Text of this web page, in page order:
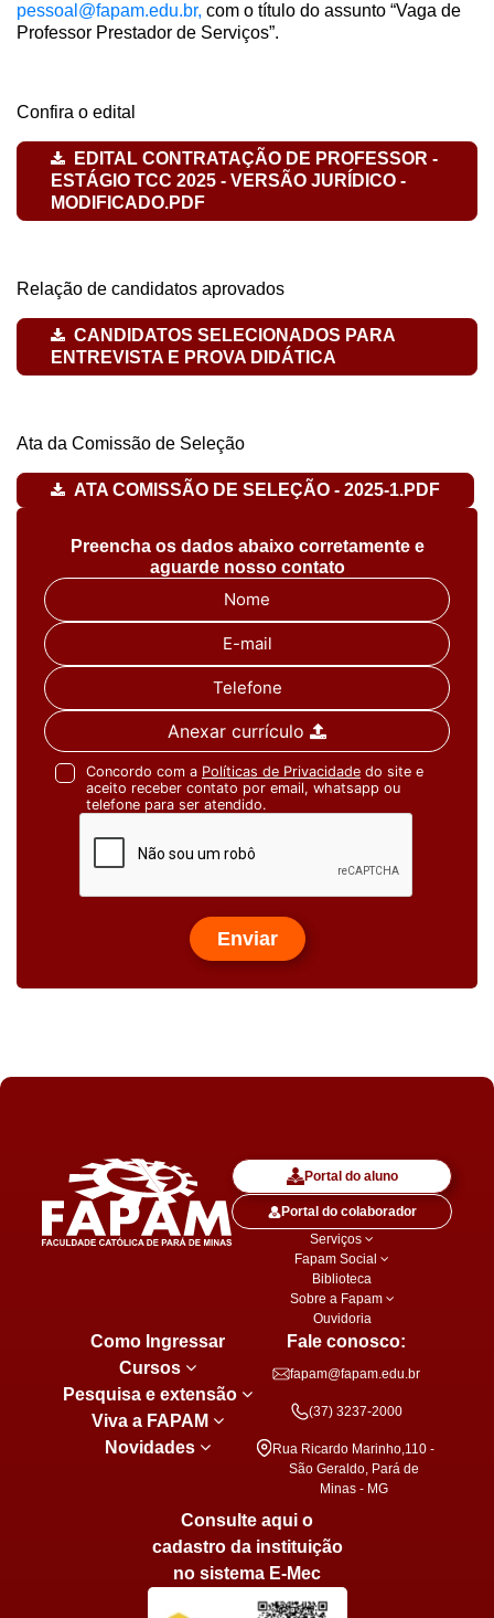
pessoal@fapam.edu.br, com o título do assunto “Vaga de
Professor Prestador de Serviços”.
Confira o edital
EDITAL CONTRATAÇÃO DE PROFESSOR -
ESTÁGIO TCC 2025 - VERSÃO JURÍDICO -
MODIFICADO.PDF
Relação de candidatos aprovados
CANDIDATOS SELECIONADOS PARA
ENTREVISTA E PROVA DIDÁTICA
Ata da Comissão de Seleção
ATA COMISSÃO DE SELEÇÃO - 2025-1.PDF
Preencha os dados abaixo corretamente e
aguarde nosso contato
Nome
E-mail
Telefone
Anexar currículo
Concordo com a Políticas de Privacidade do site e
aceito receber contato por email, whatsapp ou
telefone para ser atendido.
Enviar
Portal do aluno
Portal do colaborador
Serviços
Fapam Social
Biblioteca
Sobre a Fapam
Ouvidoria
Como Ingressar
Cursos
Pesquisa e extensão
Viva a FAPAM
Novidades
Fale conosco:
fapam@fapam.edu.br
(37) 3237-2000
Rua Ricardo Marinho,110 -
São Geraldo, Pará de
Minas - MG
Consulte aqui o
cadastro da instituição
no sistema E-Mec